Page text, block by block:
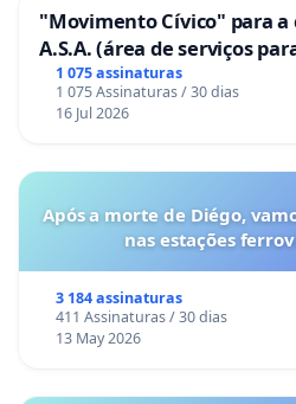
"Movimento Cívico" para a
A.S.A. (área de serviços
Coimbra
1 075 assinaturas
1 075 Assinaturas / 30 dias
16 Jul 2026
Após a morte de Diégo,
nas estações
3 184 assinaturas
411 Assinaturas / 30 dias
13 May 2026